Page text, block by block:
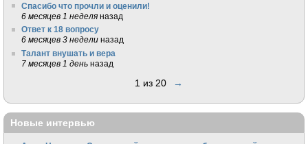
Спасибо что прочли и оценили!
6 месяцев 1 неделя назад
Ответ к 18 вопросу
6 месяцев 3 недели назад
Талант внушать и вера
7 месяцев 1 день назад
1 из 20 →
Новые интервью